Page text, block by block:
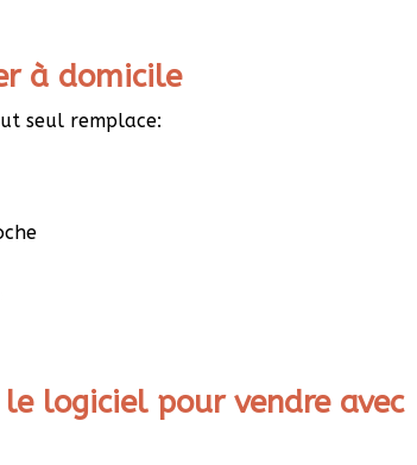
à domicile
seul remplace:
le logiciel pour vendre avec